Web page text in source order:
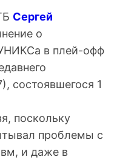
Сергей
о
УНИКСа в плей-офф
состоявшегося 1
поскольку
проблемы с
и даже в